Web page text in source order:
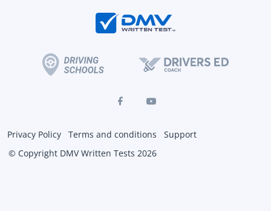
Privacy Policy Terms and conditions
Support
© Copyright DMV Written Tests 2026